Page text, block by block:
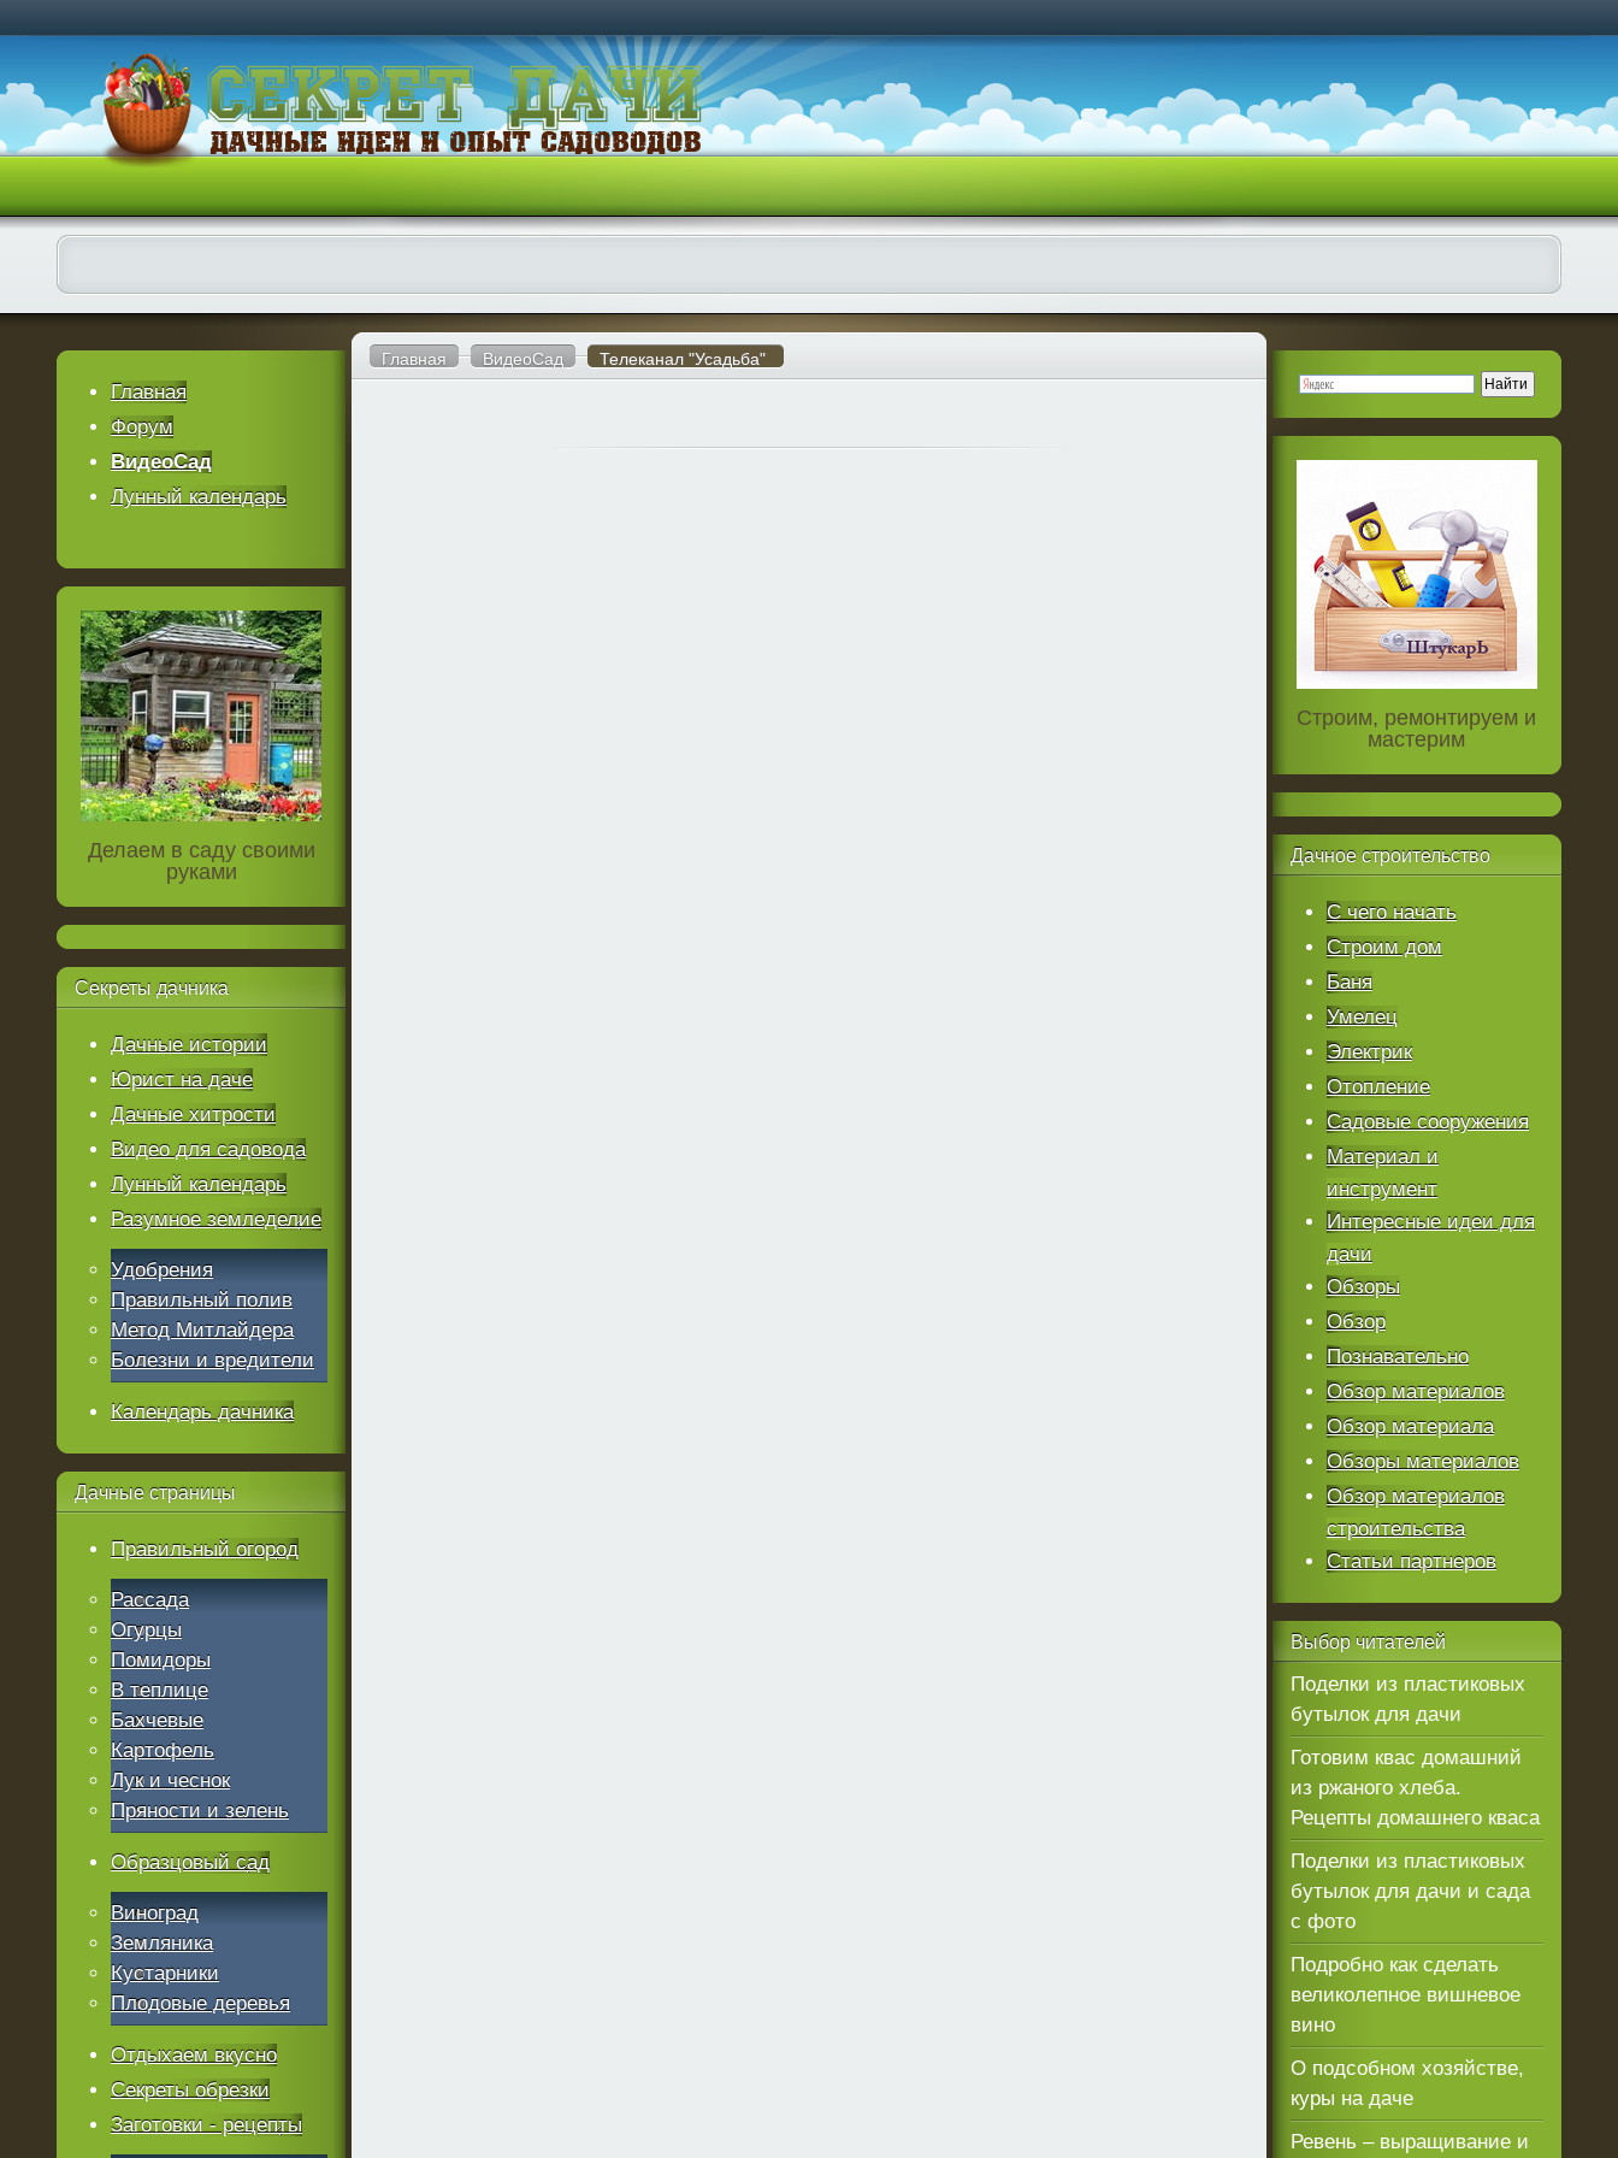
Главная ВидеоСад Телеканал "Усадьба"
Главная
Форум
ВидеоСад
Лунный календарь
Делаем в саду своими
руками
Секреты дачника
Дачные истории
Юрист на даче
Дачные хитрости
Видео для садовода
Лунный календарь
Разумное земледелие
Удобрения
Правильный полив
Метод Митлайдера
Болезни и вредители
Календарь дачника
Дачные страницы
Правильный огород
Рассада
Огурцы
Помидоры
В теплице
Бахчевые
Картофель
Лук и чеснок
Пряности и зелень
Образцовый сад
Виноград
Земляника
Кустарники
Плодовые деревья
Отдыхаем вкусно
Секреты обрезки
Заготовки - рецепты
Строим, ремонтируем и
мастерим
Дачноестроительство
С чего начать
Строим дом
Баня
Умелец
Электрик
Отопление
Садовые сооружения
Материал и
инструмент
Интересные идеи для
дачи
Обзоры
Обзор
Познавательно
Обзор материалов
Обзор материала
Обзоры материалов
Обзор материалов
строительства
Статьи партнеров
Выборчитателей
Поделки из пластиковых
бутылок для дачи
Готовим квас домашний
из ржаного хлеба.
Рецепты домашнего кваса
Поделки из пластиковых
бутылок для дачи и сада
с фото
Подробно как сделать
великолепное вишневое
вино
О подсобном хозяйстве,
куры на даче
Ревень – выращивание и